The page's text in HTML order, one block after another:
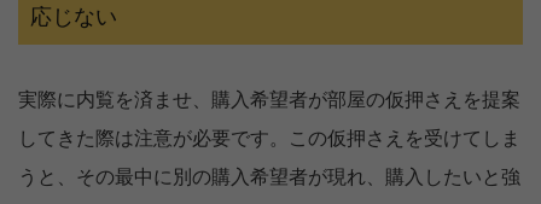
応じない
実際に内覧を済ませ、購入希望者が部屋の仮押さえを提案
してきた際は注意が必要です。この仮押さえを受けてしま
うと、その最中に別の購入希望者が現れ、購入したいと強